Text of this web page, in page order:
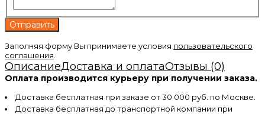
Заполняя форму Вы принимаете условия пользовательского
соглашения
ОписаниеДоставка и оплатаОтзывы (0)
Оплата производится курьеру при получении заказа.
Доставка бесплатная при заказе от 30 000 руб. по Москве.
Доставка бесплатная до транспортной компании при